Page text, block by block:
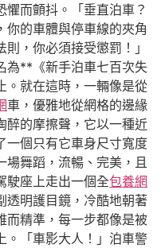
而顫抖。「垂直泊車？
你的車體與停車線的夾角
，你必須接受懲罰！」
為**《新手泊車七百次失
。就在這時，一輛像是從
車，優雅地從網格的邊緣
醉的摩擦聲，它以一種近
一個只有它車身尺寸寬度
場舞蹈，流暢、完美，且
駛座上走出一個全包養網
透明護目鏡，冷酷地朝著
而精準，每一步都像是被
。「車影大人！」泊車警